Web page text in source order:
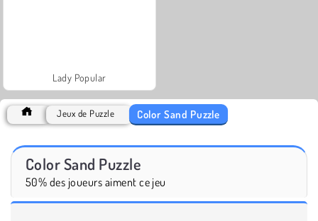
Lady Popular
Jeux de Puzzle Color Sand Puzzle
Color Sand Puzzle
50% des joueurs aiment ce jeu